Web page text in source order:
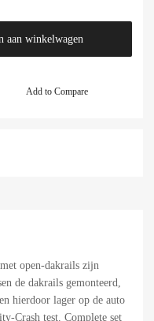
aan winkelwagen
Add to Compare
open-dakrails zijn
de dakrails gemonteerd,
hierdoor lager op de auto
Crash test. Complete set